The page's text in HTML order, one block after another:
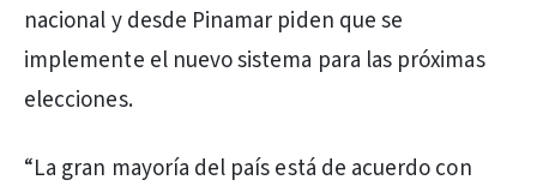
nacional y desde Pinamar piden que se
implemente el nuevo sistema para las próximas
elecciones.
“La gran mayoría del país está de acuerdo con